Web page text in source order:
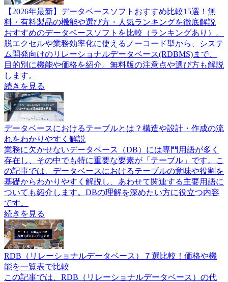
【2026年最新】データベースソフトおすすめ比較15選！無
料・有料製品の機能や選び方・人気ランキングを徹底解説
おすすめのデータベースソフトを比較（ランキングあり）。
脱エクセルや業務効率化に使えるノーコード型から、システ
ム開発向けのリレーショナルデータベース(RDBMS)まで、
目的別に機能や価格を紹介。無料版の注意点や選び方も解説
します。
続きを見る
データベースにおけるテーブルとは？構造や設計・作成の流
れをわかりやすく解説
業務に欠かせないデータベース（DB）には専門用語が多く
存在し、その中でも特に重要な要素が「テーブル」です。こ
の記事では、データベースにおけるテーブルの意味や役割を
基礎からわかりやすく解説し、あわせて関連する主要用語に
ついても紹介します。DBの理解を深めたい方に役立つ内容
です。
続きを見る
RDB（リレーショナルデータベース）７選比較！価格や機
能を一覧表で比較
この記事では、RDB（リレーショナルデータベース）の代